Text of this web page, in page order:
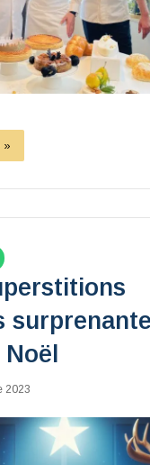
»
2023